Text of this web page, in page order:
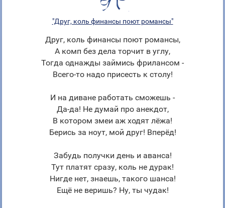
"Друг, коль финансы поют романсы"
Друг, коль финансы поют романсы,
А комп без дела торчит в углу,
Тогда однажды займись фрилансом -
Всего-то надо присесть к столу!
И на диване работать сможешь -
Да-да! Не думай про анекдот,
В котором змеи аж ходят лёжа!
Берись за ноут, мой друг! Вперёд!
Забудь получки день и аванса!
Тут платят сразу, коль не дурак!
Нигде нет, знаешь, такого шанса!
Ещё не веришь? Ну, ты чудак!